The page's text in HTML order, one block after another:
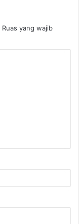
Ruas yang wajib